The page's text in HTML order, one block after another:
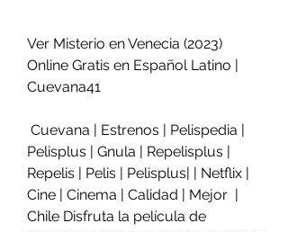
Ver Misterio en Venecia (2023)
Online Gratis en Español Latino |
Cuevana41
Pelisplus | Gnula | Repelisplus |
Repelis | Pelis | Pelisplus| | Netflix |
Cine | Cinema | Calidad | Mejor  |
Chile Disfruta la película de